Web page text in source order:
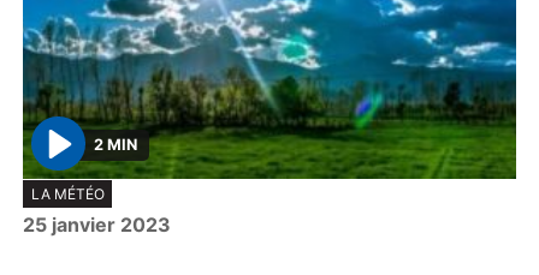
P
l
a
2 MIN
LA MÉTÉO
25 janvier 2023